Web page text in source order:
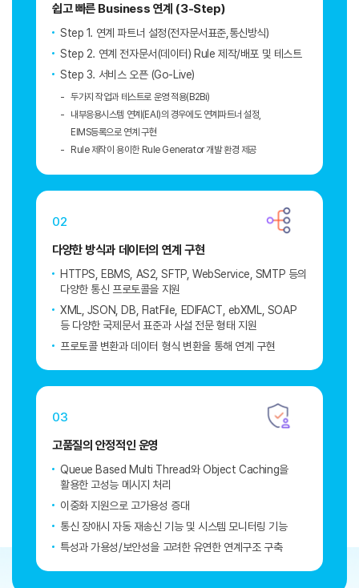
쉽고 빠른 Business 연계 (3-Step)
Step 1. 연계 파트너 설정(전자문서표준,통신방식)
Step 2. 연계 전자문서(데이터) Rule 제작/배포 및 테스트
Step 3. 서비스 오픈 (Go-Live)
두가지 작업과 테스트로 운영 적용(B2Bi)
내부응용시스템 연계(EAI)의 경우에도 연계파트너 설정,
EIMS등록으로 연계 구현
Rule 제작이 용이한 Rule Generator 개발 환경 제공
02
다양한 방식과 데이터의 연계 구현
HTTPS, EBMS, AS2, SFTP, WebService, SMTP 등의
다양한 통신 프로토콜을 지원
XML, JSON, DB, FlatFile, EDIFACT, ebXML, SOAP
등 다양한 국제문서 표준과 사설 전문 형태 지원
프로토콜 변환과 데이터 형식 변환을 통해 연계 구현
03
고품질의 안정적인 운영
Queue Based Multi Thread와 Object Caching을
활용한 고성능 메시지 처리
이중화 지원으로 고가용성 증대
통신 장애시 자동 재송신 기능 및 시스템 모니터링 기능
특성과 가용성/보안성을 고려한 유연한 연계구조 구축